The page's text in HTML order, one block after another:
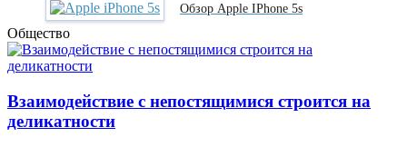
Обзор Apple IPhone 5s
Общество
Взаимодействие с непостящимися строится на
деликатности